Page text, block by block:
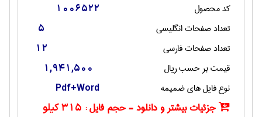
کد محصول 1006522
تعداد صفحات انگليسی 5
تعداد صفحات فارسی 12
قیمت بر حسب ریال 1,941,500
نوع فایل های ضمیمه Pdf+Word
جزئیات بیشتر و دانلود - حجم فایل :
315 کیلو